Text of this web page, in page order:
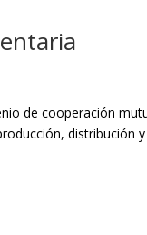
de cooperación
distribución